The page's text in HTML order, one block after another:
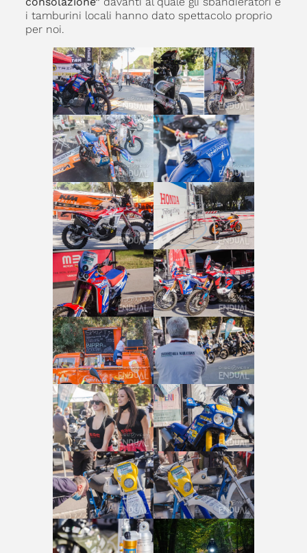
i tamburini locali hanno dato spettacolo proprio
per noi.